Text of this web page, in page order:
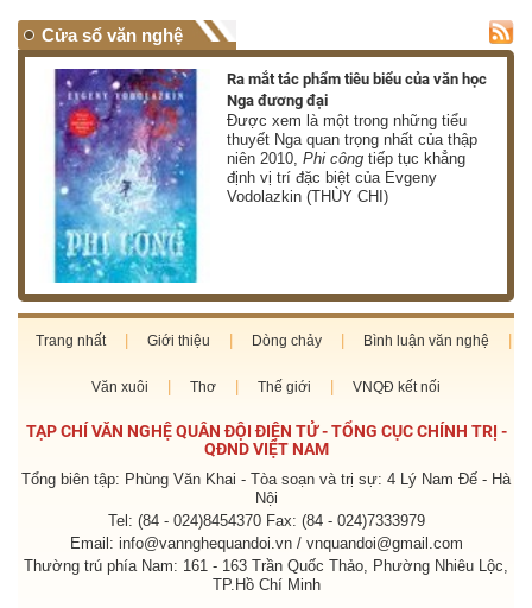
Cửa sổ văn nghệ
Ra mắt tác phẩm tiêu biểu của văn học
Nga đương đại
Được xem là một trong những tiểu
thuyết Nga quan trọng nhất của thập
niên 2010,Phi công tiếp tục khẳng
định vị trí đặc biệt của Evgeny
Vodolazkin (THÙY CHI)
Trang nhất Giới thiệu Dòng chảy Bình luận văn nghệ
Văn xuôi Thơ Thế giới VNQĐ kết nối
TẠP CHÍ VĂN NGHỆ QUÂN ĐỘI ĐIỆN TỬ - TỔNG CỤC CHÍNH TRỊ -
QĐND VIỆT NAM
Tổng biên tập: Phùng Văn Khai - Tòa soạn và trị sự: 4 Lý Nam Đế - Hà
Nội
Tel: (84 - 024)8454370 Fax: (84 - 024)7333979
Email: info@vannghequandoi.vn / vnquandoi@gmail.com
Thường trú phía Nam: 161 - 163 Trần Quốc Thảo, Phường Nhiêu Lộc,
TP.Hồ Chí Minh